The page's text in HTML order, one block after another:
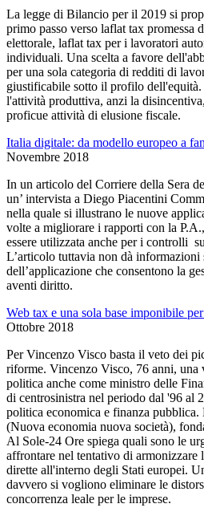
La legge di Bilancio per il 2019 si
primo passo verso laflat tax promessa
elettorale, laflat tax per i lavoratori
individuali. Una scelta a favore
per una sola categoria di redditi di
giustificabile sotto il profilo dell'equità.
l'attività produttiva, anzi la
proficue attività di elusione fiscale.
Italia digitale: da modello europeo a
Novembre 2018
In un articolo del Corriere della Sera
un’ intervista a Diego Piacentini
nella quale si illustrano le nuove
volte a migliorare i rapporti con la
essere utilizzata anche per i controlli
L’articolo tuttavia non dà informazioni
dell’applicazione che consentono la
aventi diritto.
Web tax e una sola base imponibile
Ottobre 2018
Per Vincenzo Visco basta il veto dei
riforme. Vincenzo Visco, 76 anni, una
politica anche come ministro delle
di centrosinistra nel periodo dal '96 al
politica economica e finanza
(Nuova economia nuova società),
Al Sole-24 Ore spiega quali sono le
affrontare nel tentativo di armonizzare
dirette all'interno degli Stati europei.
davvero si vogliono eliminare le
concorrenza leale per le imprese.